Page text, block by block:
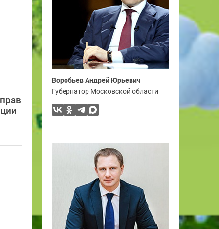
Воробьев Андрей Юрьевич
Губернатор Московской области